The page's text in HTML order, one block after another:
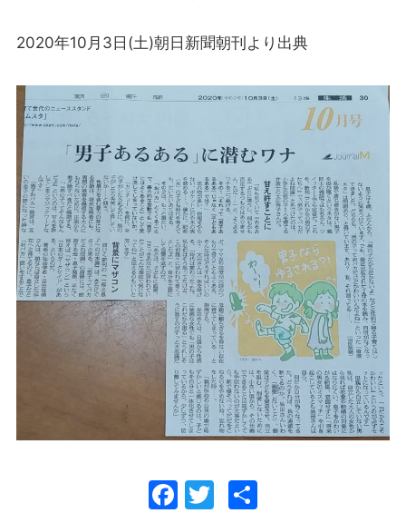
2020年10月3日(土)朝日新聞朝刊より出典
Facebook
Twitter